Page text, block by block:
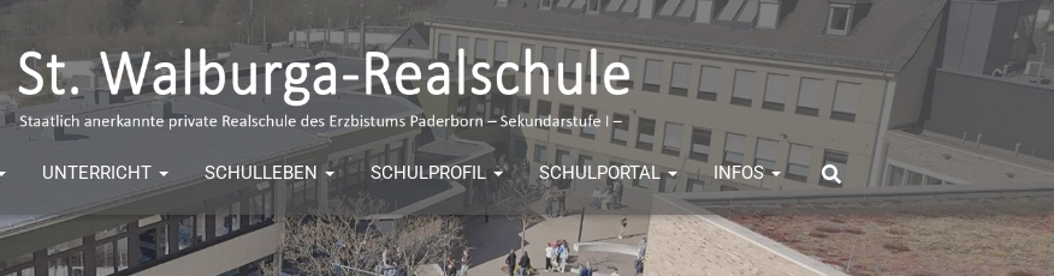
UNTERRICHT SCHULLEBEN SCHULPROFIL SCHULPORTAL INFOS